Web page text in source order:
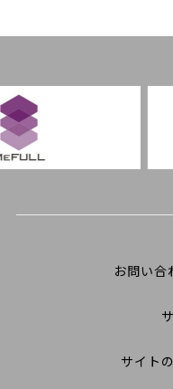
お問い合
サイト